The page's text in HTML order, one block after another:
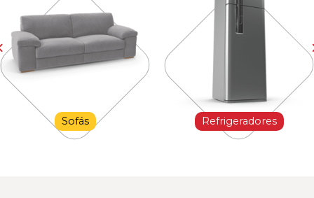
Sofás Refrigeradores